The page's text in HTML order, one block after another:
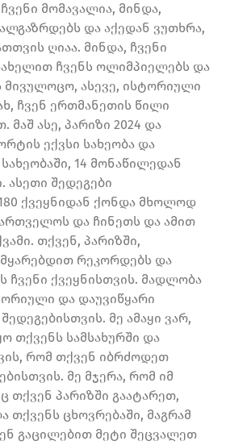
მომავალია, მინდა,
და აქედან ვუთხრა,
ღიაა. მინდა, ჩვენი
ჩვენს ოლიმპიელებს და
მივულოცო, ასევე, ისტორიული
ჩვენ ერთმანეთის წილი
ასე, პარიზი 2024 და
ექვსი სახეობა და
14 მონაწილედან
ასეთი შედეგები
ქვეყნიდან ქონდა მხოლოდ
და ჩინეთს და ამით
თქვენ, პარიზში,
რეკორდებს და
ჩვენი ქვეყნისთვის. მადლობა
და დაუვიწყარი
მე ამაყი ვარ,
თქვენს სამსახურში და
რომ თქვენ იბრძოდეთ
მე მჯერა, რომ იმ
თქვენ პარიზში გაატარეთ,
თქვენს ცხოვრებაში, მაგრამ
გაცილებით მეტი შეცვალეთ